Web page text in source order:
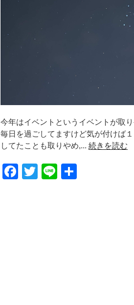
今年はイベントというイベントが取
毎日を過ごしてますけど気が付けば
してたことも取りやめ,... 続きを読む
F
T
Li